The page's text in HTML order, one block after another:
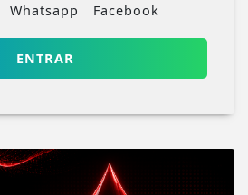
Whatsapp Facebook
ENTRAR